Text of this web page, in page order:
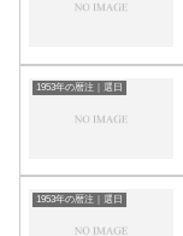
1953年の暦注｜選日
1953年の暦注｜選日